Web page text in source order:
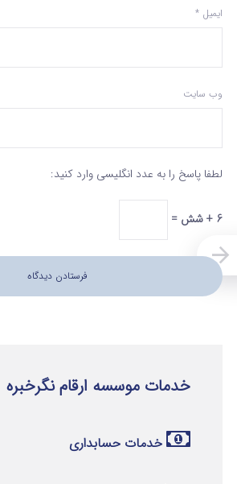
ایمیل *
وب‌ سایت
لطفا پاسخ را به عدد انگلیسی وارد کنید:
6 + شش =
خدمات موسسه ارقام نگرخبره
خدمات حسابداری